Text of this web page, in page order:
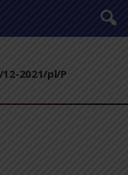
12-2021/pl/P